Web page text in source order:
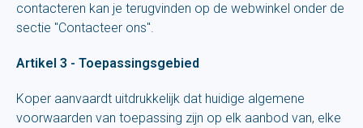
contacteren kan je terugvinden op de webwinkel onder de
sectie "Contacteer ons".
Artikel 3 - Toepassingsgebied
Koper aanvaardt uitdrukkelijk dat huidige algemene
voorwaarden van toepassing zijn op elk aanbod van, elke